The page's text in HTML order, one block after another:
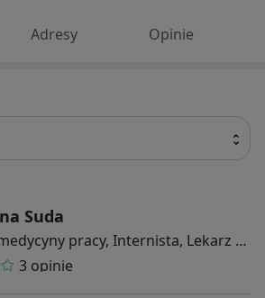
Adresy Opinie
Suda
Lekarz medycyny pracy, Internista, Lekarz rodzinny
3 opinie